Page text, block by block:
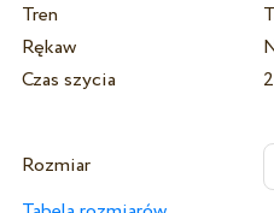
Tren
Rękaw
Czas szycia
Rozmiar